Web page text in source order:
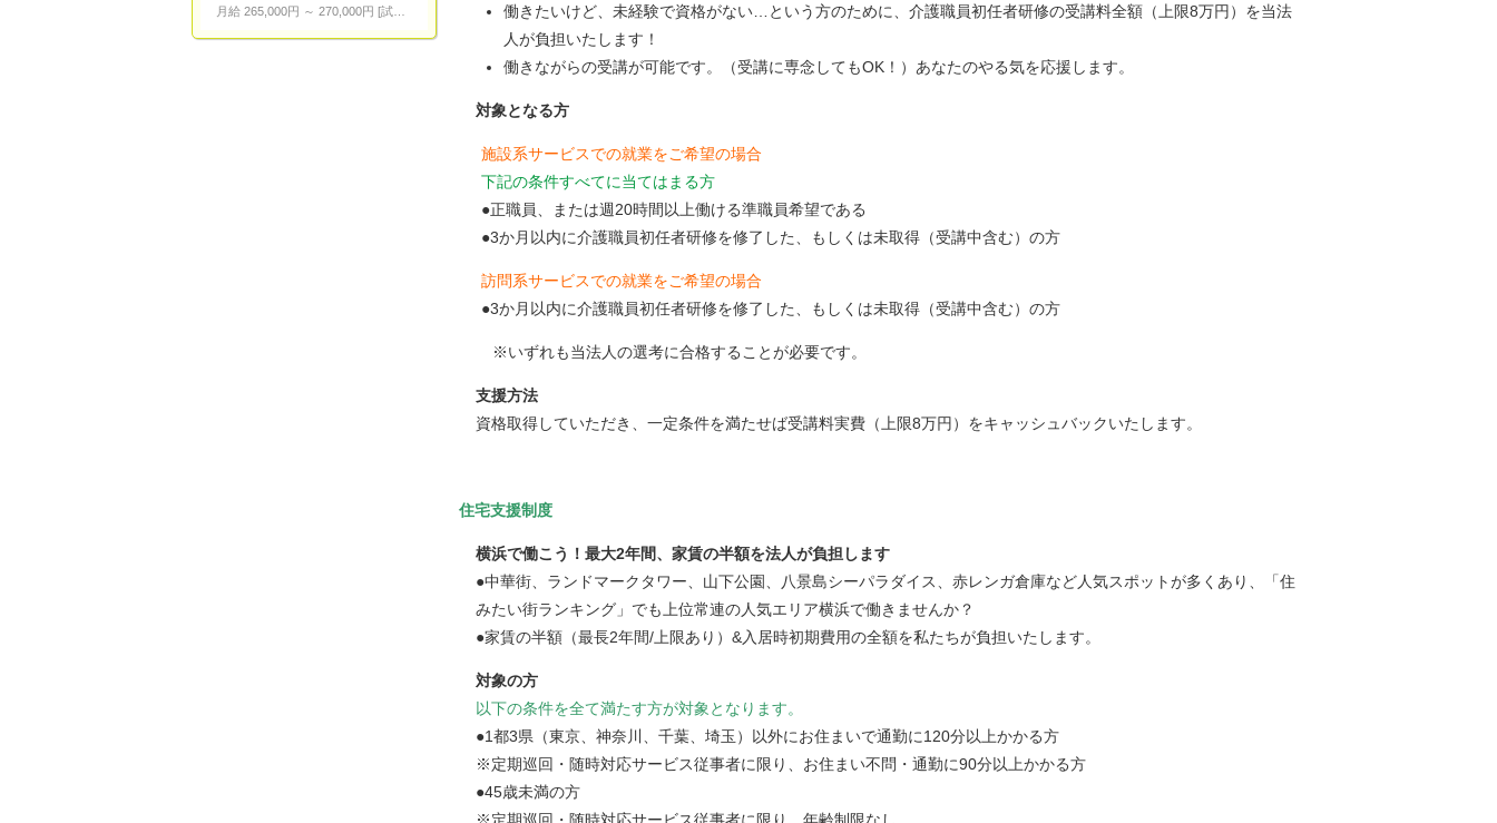
働きたいけど、未経験で資格がない…という方のために、介護職員初任者研修の受講料全額（上限8万円）を当法
人が負担いたします！
働きながらの受講が可能です。（受講に専念してもOK！）あなたのやる気を応援します。
対象となる方
施設系サービスでの就業をご希望の場合
下記の条件すべてに当てはまる方
●正職員、または週20時間以上働ける準職員希望である
●3か月以内に介護職員初任者研修を修了した、もしくは未取得（受講中含む）の方
訪問系サービスでの就業をご希望の場合
●3か月以内に介護職員初任者研修を修了した、もしくは未取得（受講中含む）の方
※いずれも当法人の選考に合格することが必要です。
支援方法
資格取得していただき、一定条件を満たせば受講料実費（上限8万円）をキャッシュバックいたします。
住宅支援制度
横浜で働こう！最大2年間、家賃の半額を法人が負担します
●中華街、ランドマークタワー、山下公園、八景島シーパラダイス、赤レンガ倉庫など人気スポットが多くあり、「住
みたい街ランキング」でも上位常連の人気エリア横浜で働きませんか？
●家賃の半額（最長2年間/上限あり）&入居時初期費用の全額を私たちが負担いたします。
対象の方
以下の条件を全て満たす方が対象となります。
●1都3県（東京、神奈川、千葉、埼玉）以外にお住まいで通勤に120分以上かかる方
※定期巡回・随時対応サービス従事者に限り、お住まい不問・通勤に90分以上かかる方
●45歳未満の方
※定期巡回・随時対応サービス従事者に限り、年齢制限なし
月給 265,000円 ～ 270,000円 試用期間あり。3カ月～4カ月。柔道整復師の方の場合は216,000円～ 常総市水海道諏訪町3366-1